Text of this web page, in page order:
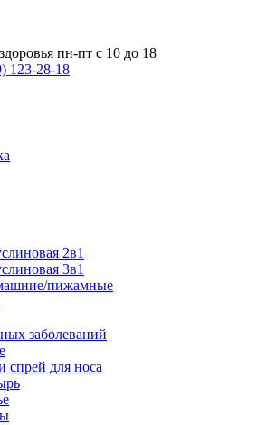
пн-пт с 10 до 18
123-28-18
2в1
3в1
пижамные
заболеваний
спрей для носа